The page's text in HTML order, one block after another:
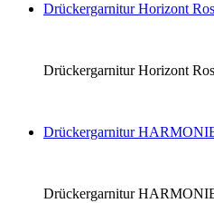
Drückergarnitur Horizont
Drückergarnitur Horizont
Drückergarnitur
Drückergarnitur HARMONIE